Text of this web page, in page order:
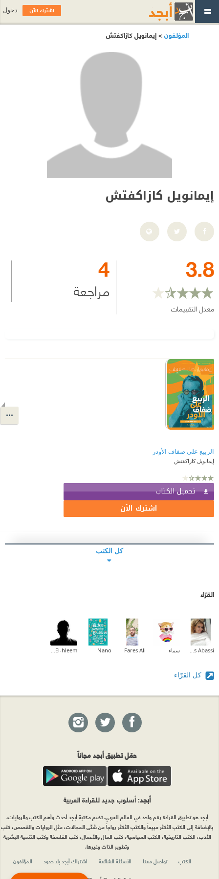
المؤلفون> إيمانويل كازاكفتش
إيمانويل كازاكفتش
3.8
معدل التقييمات
4
مراجعة
الربيع على ضفاف الأودر
إيمانويل كازاكفتش
تحميل الكتاب
اشترك الآن
كل الكتب
القرّاء
سماء Fares Ali
Nano
كل القرّاء
اشترك الآن دخول
حمّل تطبيق أبجد مجاناً
أبجد: أسلوب جديد للقراءة العربية
أبجد هو تطبيق القراءة رقم واحد في العالم العربي. تضم مكتبة أبجد أحدث وأهم الكتب والروايات،
بالإضافة إلى الكتب الأكثر مبيعاً والكتب الأكثر رواجاً من شتّى المجالات، مثل الروايات والقصص، كتب
الأدب، الكتب التاريخية، الكتب السياسية، كتب المال والأعمال، كتب الفلسفة وكتب التنمية البشرية
وتطوير الذات وغيرها.
الكتب
تواصل معنا الأسئلة الشائعة اشتراك أبجد بلا حدود
المؤلفون